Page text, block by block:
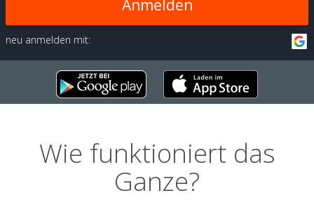
Anmelden
neu anmelden mit:
Wie funktioniert das
Ganze?